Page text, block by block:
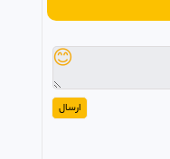
😊
ارسال